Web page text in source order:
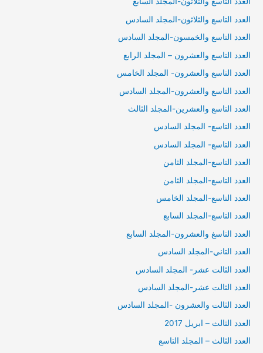
العدد التاسع والثلاثون-المجلد السادس
العدد التاسع والخمسون-المجلد السادس
العدد التاسع والعشرون – المجلد الرابع
العدد التاسع والعشرون- المجلد الخامس
العدد التاسع والعشرون-المجلد السادس
العدد التاسع والعشرين-المجلد الثالث
العدد التاسع- المجلد السادس
العدد التاسع- المجلد السادس
العدد التاسع-المجلد الثامن
العدد التاسع-المجلد الثامن
العدد التاسع-المجلد الخامس
العدد التاسع-المجلد السابع
العدد التاسغ والعشرون-المجلد السابع
العدد التاني-المجلد السادس
العدد الثالت عشر- المجلد السادس
العدد الثالت عشر-المجلد السادس
العدد الثالت والعشرون -المجلد السادس
العدد الثالث – ابريل 2017
العدد الثالث – المجلد التاسع